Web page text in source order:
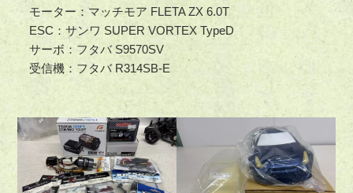
モーター：マッチモア FLETA ZX 6.0T
ESC：サンワ SUPER VORTEX TypeD
サーボ：フタバ S9570SV
受信機：フタバ R314SB-E